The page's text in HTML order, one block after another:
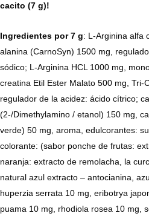
cacito (7 g)!
Ingredientes por 7 g: L-Arginina alfa
alanina (CarnoSyn) 1500 mg,
sódico; L-Arginina HCL 1000 mg,
creatina Etil Ester Malato 500 mg, Tri-
regulador de la acidez: ácido cítrico;
(2-/Dimethylamino / etanol) 150 mg,
verde) 50 mg, aroma, edulcorantes:
colorante: (sabor ponche de frutas:
naranja: extracto de remolacha, la
natural azul extracto – antocianina,
huperzia serrata 10 mg, eribotrya
puama 10 mg, rhodiola rosea 10 mg,